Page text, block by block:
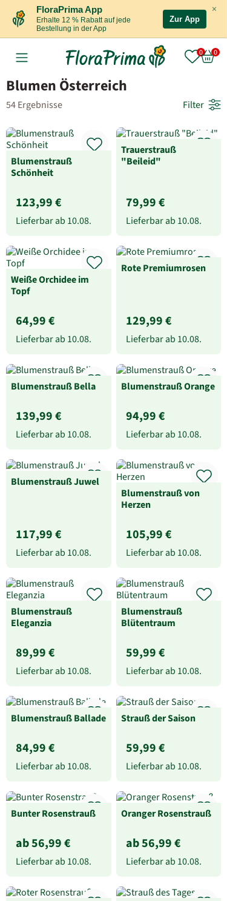
×
FloraPrima App
Erhalte 12 % Rabatt auf jede
Bestellung in der App
Zur App
Blumen Österreich
54 Ergebnisse Filter
Blumenstrauß
Schönheit
123,99 €
Lieferbar ab 10.08.
Trauerstrauß
"Beileid"
79,99 €
Lieferbar ab 10.08.
Weiße Orchidee im
Topf
64,99 €
Lieferbar ab 10.08.
Rote Premiumrosen
129,99 €
Lieferbar ab 10.08.
Blumenstrauß Bella
139,99 €
Lieferbar ab 10.08.
Blumenstrauß Orange
94,99 €
Lieferbar ab 10.08.
Blumenstrauß Juwel
117,99 €
Lieferbar ab 10.08.
Blumenstrauß von
Herzen
105,99 €
Lieferbar ab 10.08.
Blumenstrauß
Eleganzia
89,99 €
Lieferbar ab 10.08.
Blumenstrauß
Blütentraum
59,99 €
Lieferbar ab 10.08.
Blumenstrauß Ballade
84,99 €
Lieferbar ab 10.08.
Strauß der Saison
59,99 €
Lieferbar ab 10.08.
Bunter Rosenstrauß
ab 56,99 €
Lieferbar ab 10.08.
Oranger Rosenstrauß
ab 56,99 €
Lieferbar ab 10.08.